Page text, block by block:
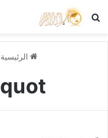
بحث عن
الرئيسية
quotالنساء